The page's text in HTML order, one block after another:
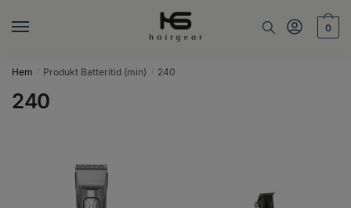
0
Hem / Produkt Batteritid (min) / 240
240